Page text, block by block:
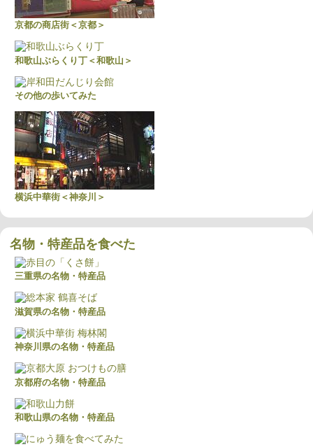
京都の商店街＜京都＞
和歌山ぶらくり丁＜和歌山＞
その他の歩いてみた
横浜中華街＜神奈川＞
名物・特産品を食べた
三重県の名物・特産品
滋賀県の名物・特産品
神奈川県の名物・特産品
京都府の名物・特産品
和歌山県の名物・特産品